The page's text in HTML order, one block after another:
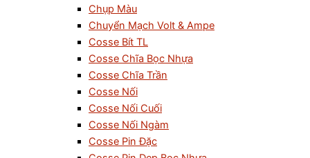
Chụp Màu
Chuyển Mạch Volt & Ampe
Cosse Bít TL
Cosse Chĩa Bọc Nhựa
Cosse Chĩa Trần
Cosse Nối
Cosse Nối Cuối
Cosse Nối Ngàm
Cosse Pin Đặc